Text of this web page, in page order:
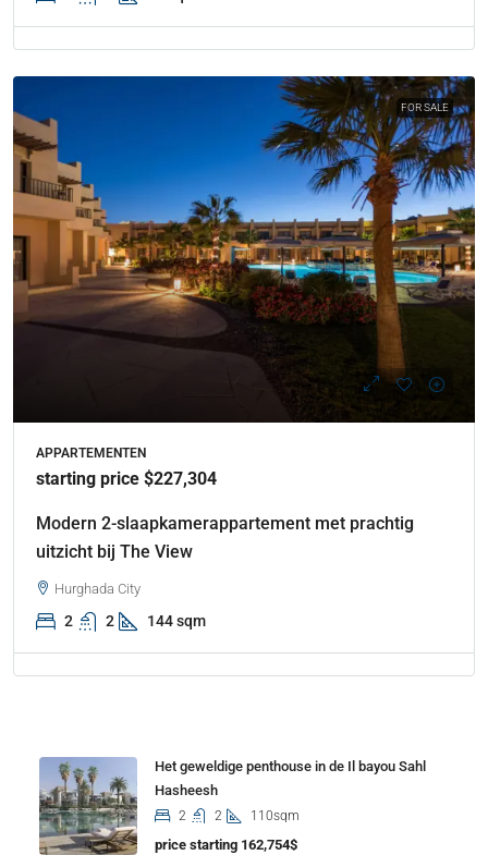
FOR SALE
APPARTEMENTEN
starting price $227,304
Modern 2-slaapkamerappartement met prachtig
uitzicht bij The View
Hurghada City
2 2 144 sqm
Het geweldige penthouse in de Il bayou Sahl
Hasheesh
2 2 110sqm
price starting 162,754$